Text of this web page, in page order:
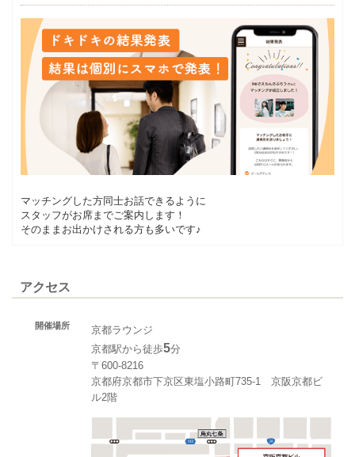
マッチングした方同士お話できるように
スタッフがお席までご案内します！
そのままお出かけされる方も多いです♪
アクセス
開催場所
京都ラウンジ
京都駅から徒歩5分
〒600-8216
京都府京都市下京区東塩小路町735-1 京阪京都ビ
ル2階